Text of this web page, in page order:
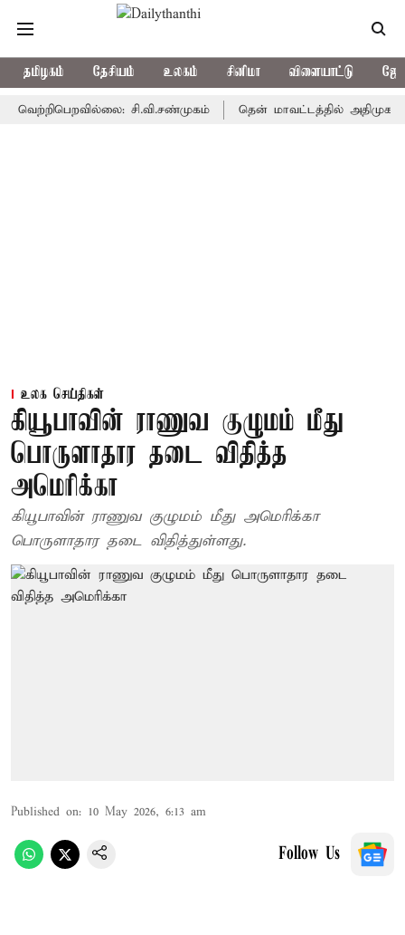
தமிழகம் தேசியம் உலகம் சினிமா விளையாட்டு
சி.வி.சண்முகம் தென் மாவட்டத்தில் அதிமுக
உலக செய்திகள்
கியூபாவின் ராணுவ குழுமம் மீது
பொருளாதார தடை விதித்த
அமெரிக்கா
கியூபாவின் ராணுவ குழுமம் மீது அமெரிக்கா
பொருளாதார தடை விதித்துள்ளது.
Published on: 10 May 2026, 6:13 am
Follow Us